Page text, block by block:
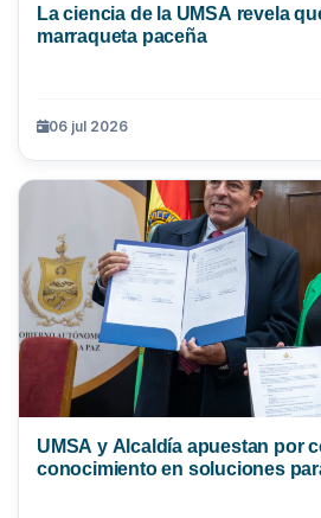
La ciencia de la UMSA revela
marraqueta paceña
06 jul 2026
UMSA y Alcaldía apuestan por
conocimiento en soluciones